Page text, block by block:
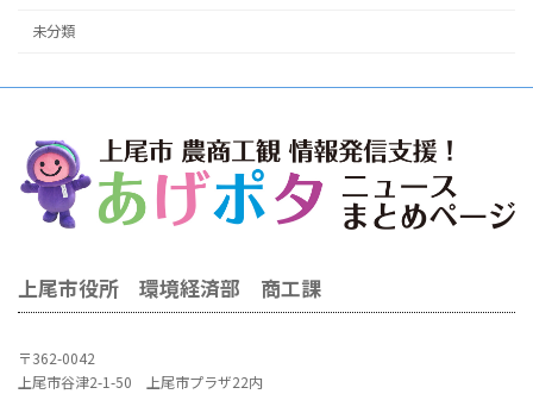
未分類
上尾市役所 環境経済部 商工課
〒362-0042
上尾市谷津2-1-50 上尾市プラザ22内